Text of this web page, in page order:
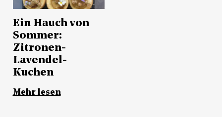
Ein Hauch von
Sommer:
Zitronen-
Lavendel-
Kuchen
Mehr lesen